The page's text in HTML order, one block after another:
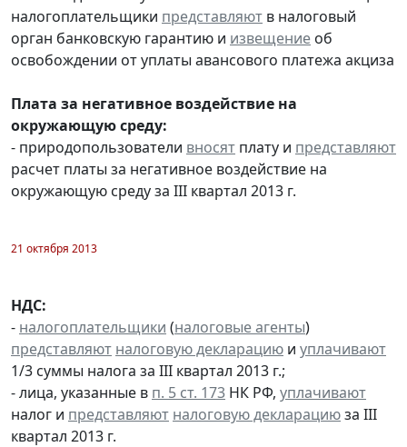
налогоплательщики представляют в налоговый
орган банковскую гарантию и извещение об
освобождении от уплаты авансового платежа акциза
Плата за негативное воздействие на
окружающую среду:
- природопользователи вносят плату и представляют
расчет платы за негативное воздействие на
окружающую среду за III квартал 2013 г.
21 октября 2013
НДС:
- налогоплательщики (налоговые агенты)
представляют налоговую декларацию и уплачивают
1/3 суммы налога за III квартал 2013 г.;
- лица, указанные в п. 5 ст. 173 НК РФ, уплачивают
налог и представляют налоговую декларациюза III
квартал 2013 г.